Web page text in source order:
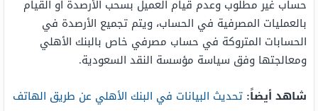
حساب غير مطلوب وعدم قيام العميل بسحب الأرصدة أو القيام
بالعمليات المصرفية في الحساب، ويتم تجميع الأرصدة في
الحسابات المتروكة في حساب مصرفي خاص بالبنك الأهلي
ومعالجتها وفق سياسة مؤسسة النقد السعودية.
شاهد أيضاً: تحديث البيانات في البنك الأهلي عن طريق الهاتف